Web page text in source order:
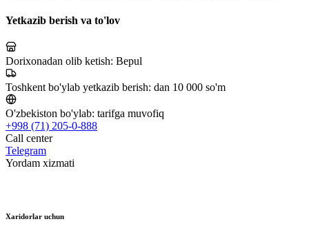
Yetkazib berish va to'lov
Dorixonadan olib ketish: Bepul
Toshkent bo'ylab yetkazib berish: dan 10 000 so'm
O'zbekiston bo'ylab: tarifga muvofiq
+998 (71) 205-0-888
Call center
Telegram
Yordam xizmati
Xaridorlar uchun